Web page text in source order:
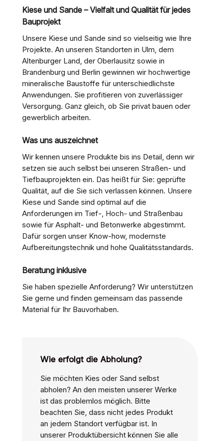
Kiese und Sande – Vielfalt und Qualität für jedes
Bauprojekt
Unsere Kiese und Sande sind so vielseitig wie Ihre
Projekte. An unseren Standorten in Ulm, dem
Altenburger Land, der Oberlausitz sowie in
Brandenburg und Berlin gewinnen wir hochwertige
mineralische Baustoffe für unterschiedlichste
Anwendungen. Sie profitieren von zuverlässiger
Versorgung. Ganz gleich, ob Sie privat bauen oder
gewerblich arbeiten.
Was uns auszeichnet
Wir kennen unsere Produkte bis ins Detail, denn wir
setzen sie auch selbst bei unseren Straßen- und
Tiefbauprojekten ein. Das heißt für Sie: geprüfte
Qualität, auf die Sie sich verlassen können. Unsere
Kiese und Sande sind optimal auf die
Anforderungen im Tief-, Hoch- und Straßenbau
sowie für Asphalt- und Betonwerke abgestimmt.
Dafür sorgen unser Know-how, modernste
Aufbereitungstechnik und hohe Qualitätsstandards.
Beratung inklusive
Sie haben spezielle Anforderung? Wir unterstützen
Sie gerne und finden gemeinsam das passende
Material für Ihr Bauvorhaben.
Wie erfolgt die Abholung?
Sie möchten Kies oder Sand selbst
abholen? An den meisten unserer Werke
ist das problemlos möglich. Bitte
beachten Sie, dass nicht jedes Produkt
an jedem Standort verfügbar ist. In
unserer Produktübersicht können Sie alle